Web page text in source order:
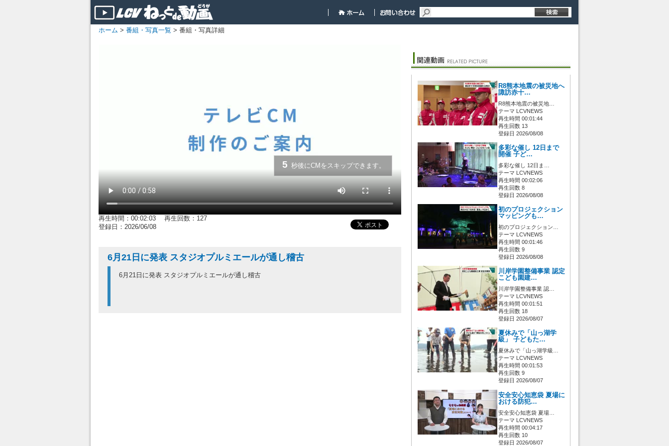
ホーム > 番組・写真一覧 > 番組・写真詳細
5 秒後にCMをスキップできます。
再生時間：00:02:03 再生回数：127
登録日：2026/06/08
6月21日に発表 スタジオプルミエールが通し稽古
6月21日に発表 スタジオプルミエールが通し稽古
R8熊本地震の被災地へ
諏訪赤十…
R8熊本地震の被災地…
テーマ LCVNEWS
再生時間 00:01:44
再生回数 13
登録日 2026/08/08
多彩な催し 12日まで
開催 子ど…
多彩な催し 12日ま…
テーマ LCVNEWS
再生時間 00:02:06
再生回数 8
登録日 2026/08/08
初のプロジェクション
マッピングも…
初のプロジェクション…
テーマ LCVNEWS
再生時間 00:01:46
再生回数 9
登録日 2026/08/08
川岸学園整備事業 認定
こども園建…
川岸学園整備事業 認…
テーマ LCVNEWS
再生時間 00:01:51
再生回数 18
登録日 2026/08/07
夏休みで「山っ湖学
級」 子どもた…
夏休みで「山っ湖学級…
テーマ LCVNEWS
再生時間 00:01:53
再生回数 9
登録日 2026/08/07
安全安心知恵袋 夏場に
おける防犯…
安全安心知恵袋 夏場…
テーマ LCVNEWS
再生時間 00:04:17
再生回数 10
登録日 2026/08/07